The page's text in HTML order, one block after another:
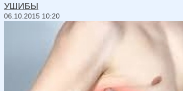
УШИБЫ
06.10.2015 10:20